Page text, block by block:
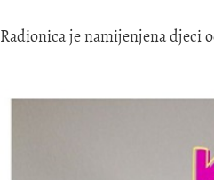
Radionica je namijenjena djeci